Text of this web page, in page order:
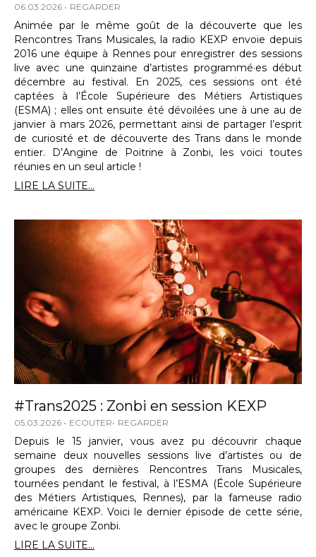
06.03.2026 REGARDER
Animée par le même goût de la découverte que les
Rencontres Trans Musicales, la radio KEXP envoie depuis
2016 une équipe à Rennes pour enregistrer des sessions
live avec une quinzaine d’artistes programmé·es début
décembre au festival. En 2025, ces sessions ont été
captées à l’École Supérieure des Métiers Artistiques
(ESMA) ; elles ont ensuite été dévoilées une à une au de
janvier à mars 2026, permettant ainsi de partager l’esprit
de curiosité et de découverte des Trans dans le monde
entier. D’Angine de Poitrine à Zonbi, les voici toutes
réunies en un seul article !
LIRE LA SUITE...
#Trans2025 : Zonbi en session KEXP
05.03.2026 ECOUTER REGARDER
Depuis le 15 janvier, vous avez pu découvrir chaque
semaine deux nouvelles sessions live d’artistes ou de
groupes des dernières Rencontres Trans Musicales,
tournées pendant le festival, à l’ESMA (École Supérieure
des Métiers Artistiques, Rennes), par la fameuse radio
américaine KEXP. Voici le dernier épisode de cette série,
avec le groupe Zonbi.
LIRE LA SUITE...